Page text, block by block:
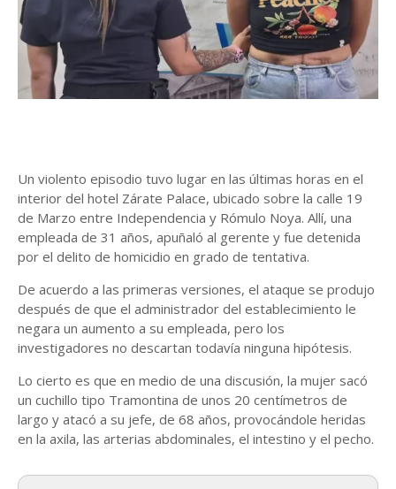
Un violento episodio tuvo lugar en las últimas horas en el
interior del hotel Zárate Palace, ubicado sobre la calle 19
de Marzo entre Independencia y Rómulo Noya. Allí, una
empleada de 31 años, apuñaló al gerente y fue detenida
por el delito de homicidio en grado de tentativa.
De acuerdo a las primeras versiones, el ataque se produjo
después de que el administrador del establecimiento le
negara un aumento a su empleada, pero los
investigadores no descartan todavía ninguna hipótesis.
Lo cierto es que en medio de una discusión, la mujer sacó
un cuchillo tipo Tramontina de unos 20 centímetros de
largo y atacó a su jefe, de 68 años, provocándole heridas
en la axila, las arterias abdominales, el intestino y el pecho.